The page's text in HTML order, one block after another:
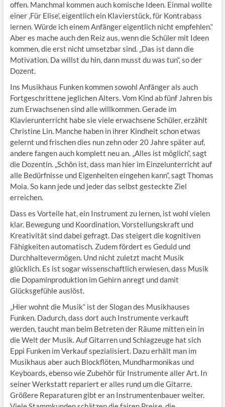
offen. Manchmal kommen auch komische Ideen. Einmal wollte
einer ‚Für Elise‘, eigentlich ein Klavierstück, für Kontrabass
lernen. Würde ich einem Anfänger eigentlich nicht empfehlen.“
Aber es mache auch den Reiz aus, wenn die Schüler mit Ideen
kommen, die erst nicht umsetzbar sind. „Das ist dann die
Motivation. Da willst du hin, dann musst du was tun“, so der
Dozent.
Ins Musikhaus Funken kommen sowohl Anfänger als auch
Fortgeschrittene jeglichen Alters. Vom Kind ab fünf Jahren bis
zum Erwachsenen sind alle willkommen. Gerade im
Klavierunterricht habe sie viele erwachsene Schüler, erzählt
Christine Lin. Manche haben in ihrer Kindheit schon etwas
gelernt und frischen dies nun zehn oder 20 Jahre später auf,
andere fangen auch komplett neu an. „Alles ist möglich“, sagt
die Dozentin. „Schön ist, dass man hier im Einzelunterricht auf
alle Bedürfnisse und Eigenheiten eingehen kann“, sagt Thomas
Moia. So kann jede und jeder das selbst gesteckte Ziel
erreichen.
Dass es Vorteile hat, ein Instrument zu lernen, ist wohl vielen
klar. Bewegung und Koordination, Vorstellungskraft und
Kreativität sind dabei gefragt. Das steigert die kognitiven
Fähigkeiten automatisch. Zudem fördert es Geduld und
Durchhaltevermögen. Und nicht zuletzt macht Musik
glücklich. Es ist sogar wissenschaftlich erwiesen, dass Musik
die Dopaminproduktion im Gehirn anregt und damit
Glücksgefühle auslöst.
„Hier wohnt die Musik“ ist der Slogan des Musikhauses
Funken. Dadurch, dass dort auch Instrumente verkauft
werden, taucht man beim Betreten der Räume mitten ein in
die Welt der Musik. Auf Gitarren und Schlagzeuge hat sich
Eppi Funken im Verkauf spezialisiert. Dazu erhält man im
Musikhaus aber auch Blockflöten, Mundharmonikas und
Keyboards, ebenso wie Zubehör für Instrumente aller Art. In
seiner Werkstatt repariert er alles rund um die Gitarre.
Größere Reparaturen gibt er an Instrumentenbauer weiter.